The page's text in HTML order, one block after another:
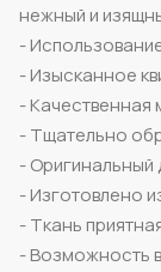
нежный и
-
- Изысканное
- Качественная
- Тщательно
- Оригинальный
- Изготовлено
- Ткань
- Возможность